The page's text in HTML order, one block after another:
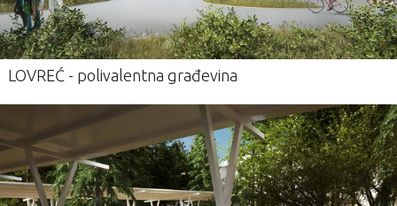
LOVREĆ - polivalentna građevina